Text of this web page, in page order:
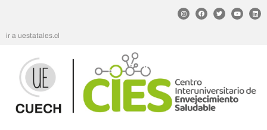
ir a uestatales.cl